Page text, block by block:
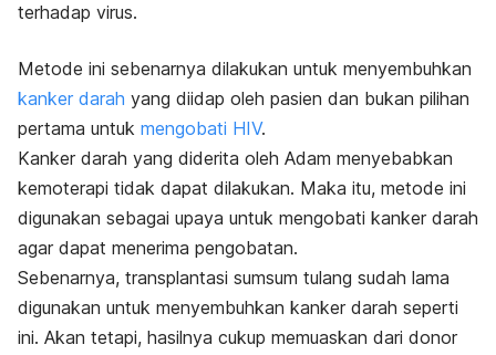
terhadap virus.
Metode ini sebenarnya dilakukan untuk menyembuhkan
kanker darah yang diidap oleh pasien dan bukan pilihan
pertama untuk mengobati HIV.
Kanker darah yang diderita oleh Adam menyebabkan
kemoterapi tidak dapat dilakukan. Maka itu, metode ini
digunakan sebagai upaya untuk mengobati kanker darah
agar dapat menerima pengobatan.
Sebenarnya, transplantasi sumsum tulang sudah lama
digunakan untuk menyembuhkan kanker darah seperti
ini. Akan tetapi, hasilnya cukup memuaskan dari donor